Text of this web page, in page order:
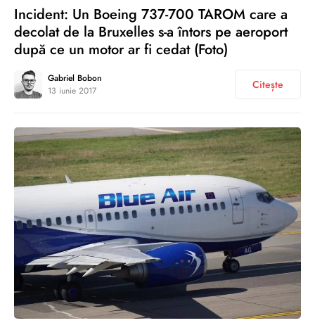
Incident: Un Boeing 737-700 TAROM care a
decolat de la Bruxelles s-a întors pe aeroport
după ce un motor ar fi cedat (Foto)
Gabriel Bobon
13 iunie 2017
Citește